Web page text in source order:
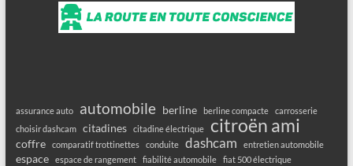
assurance auto automobile berline berline compacte
carrosserie
choisir dashcam
citadines citadine électrique citroën ami
coffre comparatif trottinettes conduite dashcam entretien automobile
espace espace de rangement fiabilité automobile fiat 500 électrique